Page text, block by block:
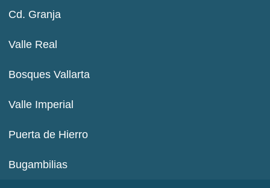
Cd. Granja
Valle Real
Bosques Vallarta
Valle Imperial
Puerta de Hierro
Bugambilias